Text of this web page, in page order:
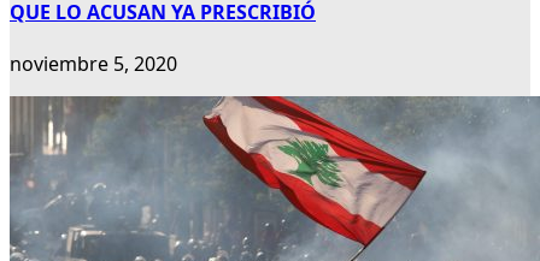
QUE LO ACUSAN YA PRESCRIBIÓ
noviembre 5, 2020